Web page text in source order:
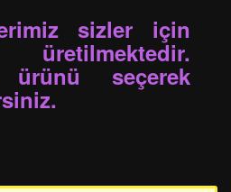
sizler için
ürünü seçerek